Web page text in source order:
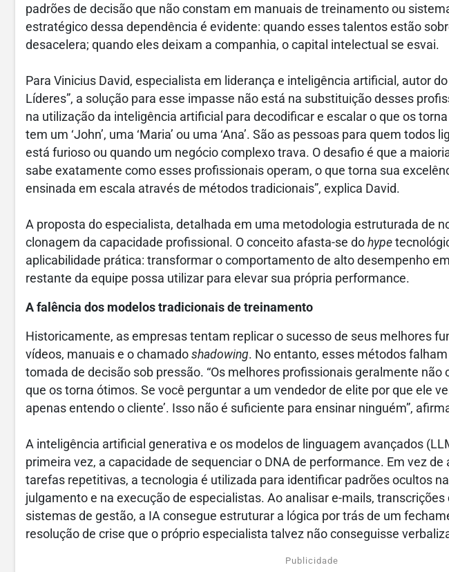
padrões de decisão que não constam em manuais de treinamento ou
estratégico dessa dependência é evidente: quando esses talentos estão
desacelera; quando eles deixam a companhia, o capital intelectual se esvai.
Para Vinicius David, especialista em liderança e inteligência artificial, autor do
Líderes”, a solução para esse impasse não está na substituição desses
na utilização da inteligência artificial para decodificar e escalar o que os
tem um ‘John’, uma ‘Maria’ ou uma ‘Ana’. São as pessoas para quem todos
está furioso ou quando um negócio complexo trava. O desafio é que a
sabe exatamente como esses profissionais operam, o que torna sua
ensinada em escala através de métodos tradicionais”, explica David.
A proposta do especialista, detalhada em uma metodologia estruturada de
clonagem da capacidade profissional. O conceito afasta-se do hype
aplicabilidade prática: transformar o comportamento de alto desempenho
restante da equipe possa utilizar para elevar sua própria performance.
A falência dos modelos tradicionais de treinamento
Historicamente, as empresas tentam replicar o sucesso de seus melhores
vídeos, manuais e o chamado shadowing. No entanto, esses métodos
tomada de decisão sob pressão. “Os melhores profissionais geralmente não
que os torna ótimos. Se você perguntar a um vendedor de elite por que ele
apenas entendo o cliente’. Isso não é suficiente para ensinar ninguém”,
A inteligência artificial generativa e os modelos de linguagem avançados
primeira vez, a capacidade de sequenciar o DNA de performance. Em vez
tarefas repetitivas, a tecnologia é utilizada para identificar padrões ocultos
julgamento e na execução de especialistas. Ao analisar e-mails, transcrições
sistemas de gestão, a IA consegue estruturar a lógica por trás de um
resolução de crise que o próprio especialista talvez não conseguisse
Publicidade